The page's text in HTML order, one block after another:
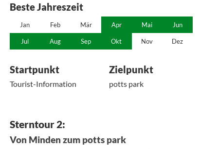
Beste Jahreszeit
Jan Feb Mär Apr Mai Jun
Jul Aug Sep Okt Nov Dez
Startpunkt
Tourist-Information
Zielpunkt
potts park
Sterntour 2:
Von Minden zum potts park